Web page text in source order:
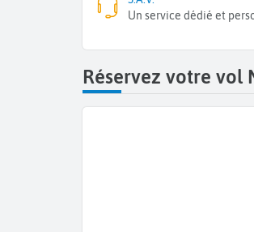
Un service dédié et
Réservez votre vol